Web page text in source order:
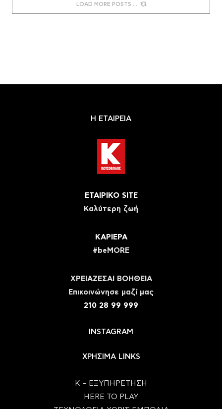
LOAD MORE POSTS
Η ΕΤΑΙΡΕΙΑ
ΕΤΑΙΡΙΚΟ SITE
Καλύτερη ζωή
ΚΑΡΙΕΡΑ
#beMORE
ΧΡΕΙΑΖΕΣΑΙ ΒΟΗΘΕΙΑ
Eπικοινώνησε μαζί μας
210 28 99 999
INSTAGRAM
ΧΡΗΣΙΜΑ LINKS
Κ – ΕΞΥΠΗΡΕΤΗΣΗ
HERE TO PLAY